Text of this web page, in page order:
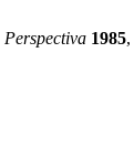
Perspectiva 1985,